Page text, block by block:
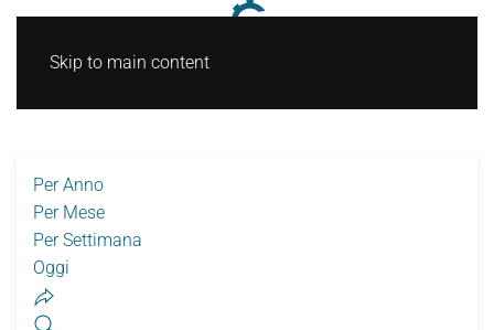
Skip to main content
Per Anno
Per Mese
Per Settimana
Oggi